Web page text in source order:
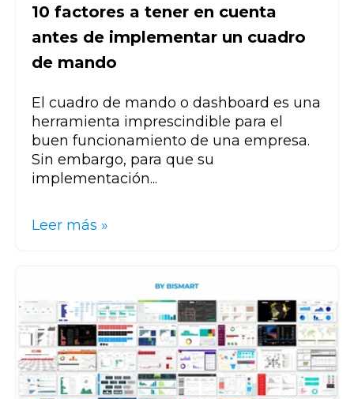
10 factores a tener en cuenta
antes de implementar un cuadro
de mando
El cuadro de mando o dashboard es una
herramienta imprescindible para el
buen funcionamiento de una empresa.
Sin embargo, para que su
implementación...
Leer más »